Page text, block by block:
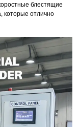
блестящие
которые отлично